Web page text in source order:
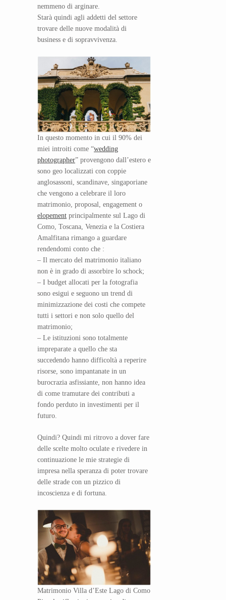
nemmeno di arginare.
Starà quindi agli addetti del settore
trovare delle nuove modalità di
business e di sopravvivenza.
In questo momento in cui il 90% dei
miei introiti come “wedding
photographer” provengono dall’estero e
sono geo localizzati con coppie
anglosassoni, scandinave, singaporiane
che vengono a celebrare il loro
matrimonio, proposal, engagement o
elopement principalmente sul Lago di
Como, Toscana, Venezia e la Costiera
Amalfitana rimango a guardare
rendendomi conto che :
– Il mercato del matrimonio italiano
non è in grado di assorbire lo schock;
– I budget allocati per la fotografia
sono esigui e seguono un trend di
minimizzazione dei costi che compete
tutti i settori e non solo quello del
matrimonio;
– Le istituzioni sono totalmente
impreparate a quello che sta
succedendo hanno difficoltà a reperire
risorse, sono impantanate in un
burocrazia asfissiante, non hanno idea
di come tramutare dei contributi a
fondo perduto in investimenti per il
futuro.
Quindi? Quindi mi ritrovo a dover fare
delle scelte molto oculate e rivedere in
continuazione le mie strategie di
impresa nella speranza di poter trovare
delle strade con un pizzico di
incoscienza e di fortuna.
Matrimonio Villa d’Este Lago di Como